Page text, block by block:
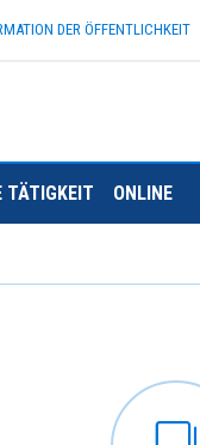
DER ÖFFENTLICHKEIT
TÄTIGKEIT ONLINE